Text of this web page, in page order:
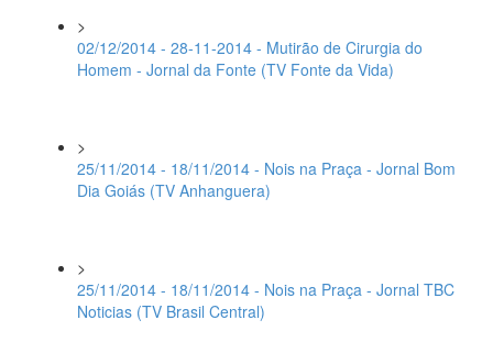
>
02/12/2014 - 28-11-2014 - Mutirão de Cirurgia do
Homem - Jornal da Fonte (TV Fonte da Vida)
>
25/11/2014 - 18/11/2014 - Nois na Praça - Jornal Bom
Dia Goiás (TV Anhanguera)
>
25/11/2014 - 18/11/2014 - Nois na Praça - Jornal TBC
Noticias (TV Brasil Central)